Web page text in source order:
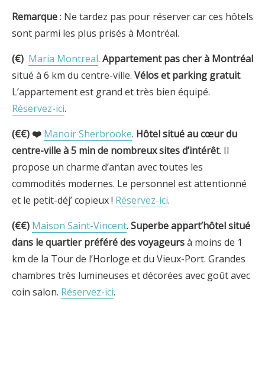
Remarque: Ne tardez pas pour réserver car ces hôtels
sont parmi les plus prisés à Montréal.
(€) Maria Montreal. Appartement pas cher à Montréal
situé à 6 km du centre-ville. Vélos et parking gratuit.
L’appartement est grand et très bien équipé.
Réservez-ici.
(€€) ❤️ Manoir Sherbrooke. Hôtel situé au cœur du
centre-villeà 5 min de nombreux sites d’intérêt. Il
propose un charme d’antan avec toutes les
commodités modernes. Le personnel est attentionné
et le petit-déj’ copieux ! Réservez-ici.
(€€) Maison Saint-Vincent. Superbe appart’hôtel situé
dans le quartier préféré des voyageursà moins de 1
km de la Tour de l’Horloge et du Vieux-Port. Grandes
chambres très lumineuses et décorées avec goût avec
coin salon. Réservez-ici.